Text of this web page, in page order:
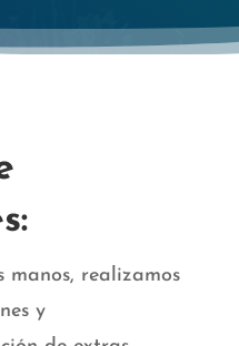
manos, realizamos
y